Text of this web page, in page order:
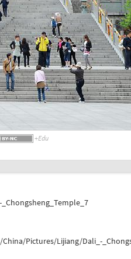
Pictures/Lijiang/Dali_-